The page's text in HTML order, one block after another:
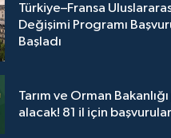
Türkiye–Fransa
Değişimi Programı
Başladı
Tarım ve Orman
alacak! 81 il için